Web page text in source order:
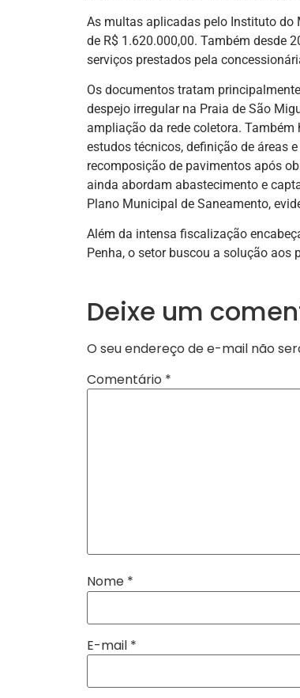
As multas aplicadas pelo Instituto do
de R$ 1.620.000,00. Também desde
serviços prestados pela
Os documentos tratam
despejo irregular na Praia de São
ampliação da rede coletora.
estudos técnicos, definição de áreas
recomposição de pavimentos após
ainda abordam abastecimento e
Plano Municipal de Saneamento,
Além da intensa fiscalização
Penha, o setor buscou a solução aos
Deixe um
O seu endereço de e-mail não
Comentário *
Nome *
E-mail *